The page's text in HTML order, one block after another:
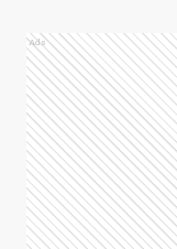
Ads